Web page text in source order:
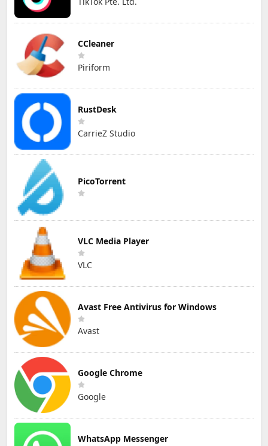
CCleaner
Piriform
RustDesk
CarrieZ Studio
PicoTorrent
VLC Media Player
VLC
Avast Free Antivirus for Windows
Avast
Google Chrome
Google
WhatsApp Messenger